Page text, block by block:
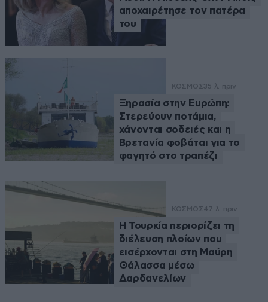
αποχαιρέτησε τον πατέρα
του
ΚΟΣΜΟΣ35 λ. πριν
Ξηρασία στην Ευρώπη:
Στερεύουν ποτάμια,
χάνονται σοδειές και η
Βρετανία φοβάται για το
φαγητό στο τραπέζι
ΚΟΣΜΟΣ47 λ. πριν
Η Τουρκία περιορίζει τη
διέλευση πλοίων που
εισέρχονται στη Μαύρη
Θάλασσα μέσω
Δαρδανελίων